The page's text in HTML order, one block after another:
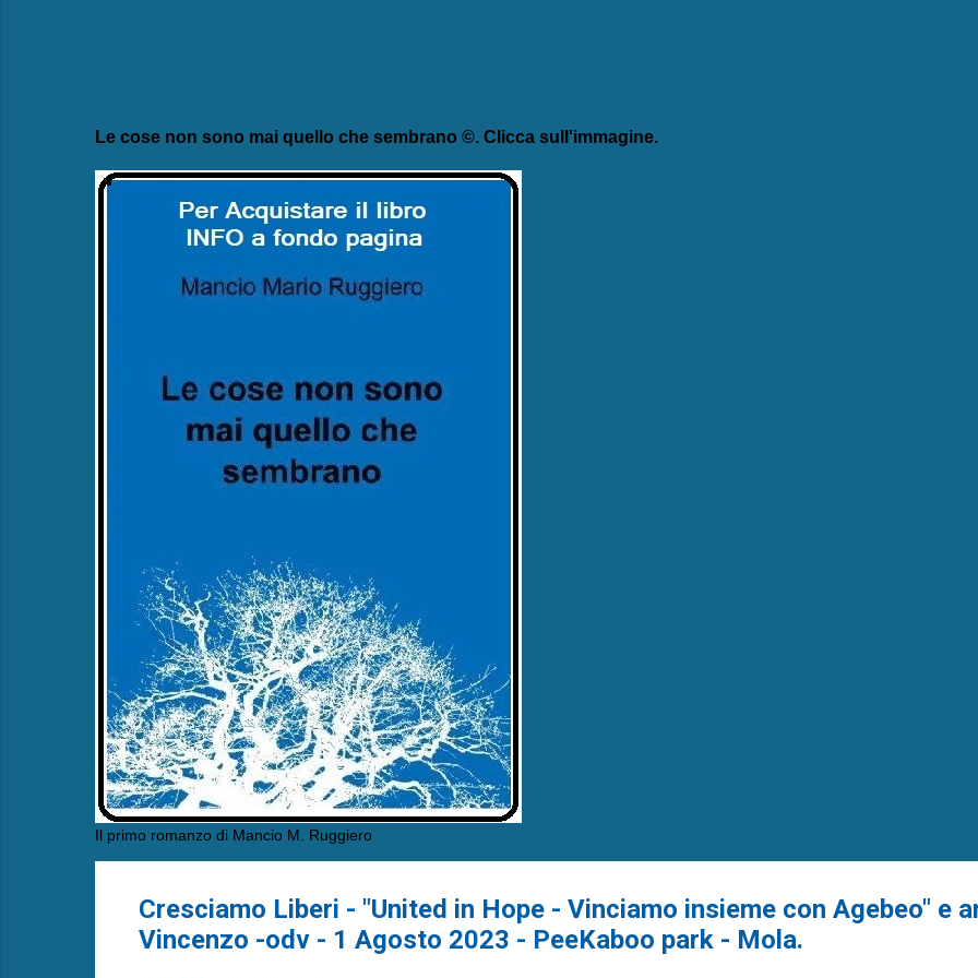
Le cose non sono mai quello che sembrano ©. Clicca sull'immagine.
Il primo romanzo di Mancio M. Ruggiero
Cresciamo Liberi - "United in Hope - Vinciamo insieme con Agebeo" e
Vincenzo -odv - 1 Agosto 2023 - PeeKaboo park - Mola.